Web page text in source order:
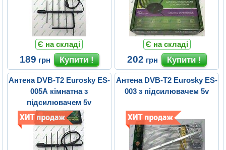
Є на складі
189 грн
Є на складі
202 грн
Антена DVB-T2 Eurosky ES-
005A кімнатна з
підсилювачем 5v
Антена DVB-T2 Eurosky ES-
003 з підсилювачем 5v